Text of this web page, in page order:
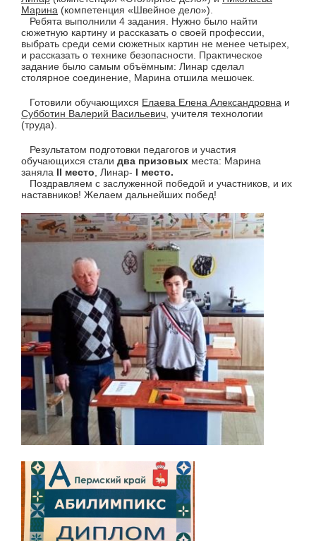
Марина (компетенция «Швейное дело»).
Ребята выполнили 4 задания. Нужно было найти
сюжетную картину и рассказать о своей профессии,
выбрать среди семи сюжетных картин не менее четырех,
и рассказать о технике безопасности. Практическое
задание было самым объёмным: Линар сделал
столярное соединение, Марина отшила мешочек.
Готовили обучающихся Елаева Елена Александровна и
Субботин Валерий Васильевич , учителя технологии
(труда).
Результатом подготовки педагогов и участия
обучающихся стали два призовых места: Марина
заняла II место , Линар- I место.
Поздравляем с заслуженной победой и участников, и их
наставников! Желаем дальнейших побед!